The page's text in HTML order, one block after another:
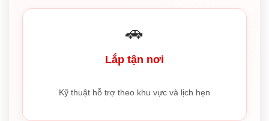
🚗
Lắp tận nơi
Kỹ thuật hỗ trợ theo khu vực và lịch hẹn